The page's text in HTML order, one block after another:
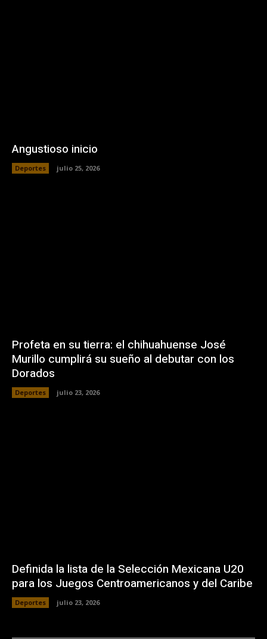
Angustioso inicio
Deportes julio 25, 2026
Profeta en su tierra: el chihuahuense José
Murillo cumplirá su sueño al debutar con los
Dorados
Deportes julio 23, 2026
Definida la lista de la Selección Mexicana U20
para los Juegos Centroamericanos y del Caribe
Deportes julio 23, 2026